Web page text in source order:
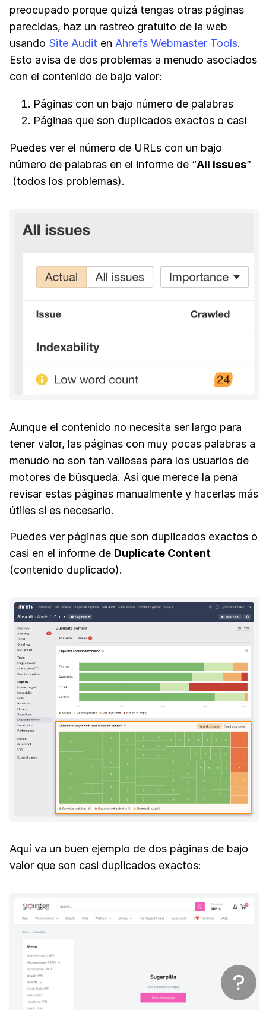
preocupado porque quizá tengas otras páginas
parecidas, haz un rastreo gratuito de la web
usando Site Audit en Ahrefs Webmaster Tools.
Esto avisa de dos problemas a menudo asociados
con el contenido de bajo valor:
Páginas con un bajo número de palabras
Páginas que son duplicados exactos o casi
Puedes ver el número de URLs con un bajo
número de palabras en el informe de “All issues”
(todos los problemas).
Aunque el contenido no necesita ser largo para
tener valor, las páginas con muy pocas palabras a
menudo no son tan valiosas para los usuarios de
motores de búsqueda. Así que merece la pena
revisar estas páginas manualmente y hacerlas más
útiles si es necesario.
Puedes ver páginas que son duplicados exactos o
casi en el informe de Duplicate Content
(contenido duplicado).
Aquí va un buen ejemplo de dos páginas de bajo
valor que son casi duplicados exactos: